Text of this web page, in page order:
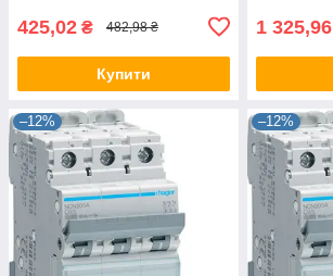
425,02 ₴ 482,98 ₴
Купити
1 325,96
–12% –12%